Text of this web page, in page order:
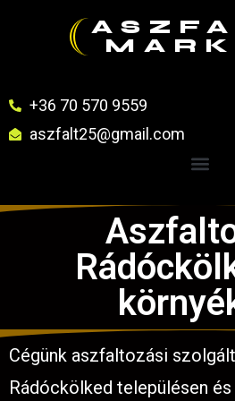
+36 70 570 9559
aszfalt25@gmail.com
Cégünk aszfaltozási
Rádóckölked településen és